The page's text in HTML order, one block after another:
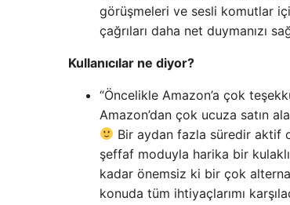
görüşmeleri ve sesli komutlar
çağrıları daha net duymanızı
Kullanıcılar ne diyor?
“Öncelikle Amazon’a çok
Amazon’dan çok ucuza satın
Bir aydan fazla süredir aktif
şeffaf moduyla harika bir
kadar önemsiz ki bir çok
konuda tüm ihtiyaçlarımı